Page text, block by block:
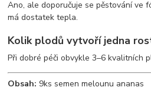
Ano, ale doporučuje se pěstování ve
má dostatek tepla.
Kolik plodů vytvoří jedna
Při dobré péči obvykle 3–6 kvalitních
Obsah: 9ks semen melounu ananas